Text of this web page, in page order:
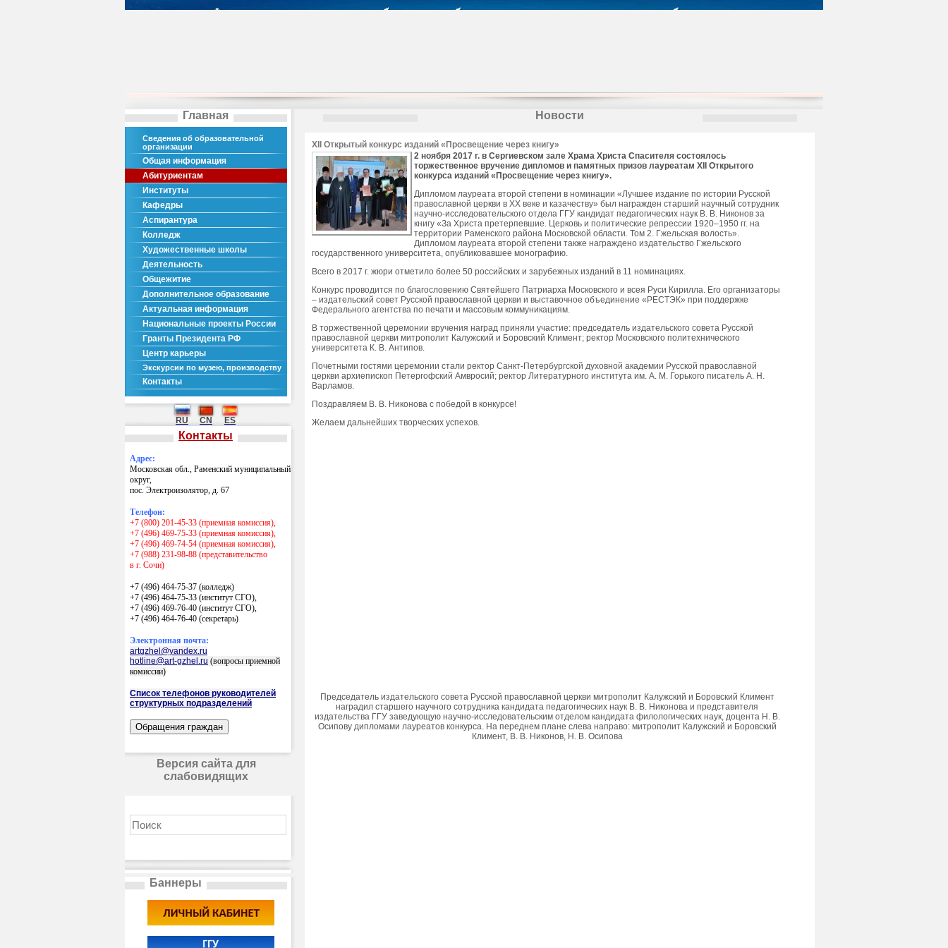
Главная
Сведения об образовательной
организации
Общая информация
Абитуриентам
Институты
Кафедры
Аспирантура
Колледж
Художественные школы
Деятельность
Общежитие
Дополнительное образование
Актуальная информация
Национальные проекты России
Гранты Президента РФ
Центр карьеры
Экскурсии по музею, производству
Контакты
RU CN ES
Контакты
Адрес:
Московская обл., Раменский муниципальный
округ,
пос. Электроизолятор, д. 67
Телефон:
+7 (800) 201-45-33 (приемная комиссия),
+7 (496) 469-75-33 (приемная комиссия),
+7 (496) 469-74-54 (приемная комиссия),
+7 (988) 231-98-88 (представительство
в г. Сочи)
+7 (496) 464-75-37 (колледж)
+7 (496) 464-75-33 (институт СГО),
+7 (496) 469-76-40 (институт СГО),
+7 (496) 464-76-40 (секретарь)
Электронная почта:
artgzhel@yandex.ru
hotline@art-gzhel.ru (вопросы приемной
комиссии)
Список телефонов руководителей
структурных подразделений
Версия сайта для
слабовидящих
Баннеры
Новости
XII Открытый конкурс изданий «Просвещение через книгу»
2 ноября 2017 г. в Сергиевском зале Храма Христа Спасителя состоялось
торжественное вручение дипломов и памятных призов лауреатам XII Открытого
конкурса изданий «Просвещение через книгу».
Дипломом лауреата второй степени в номинации «Лучшее издание по истории Русской
православной церкви в ХХ веке и казачеству» был награжден старший научный сотрудник
научно-исследовательского отдела ГГУ кандидат педагогических наук В. В. Никонов за
книгу «За Христа претерпевшие. Церковь и политические репрессии 1920–1950 гг. на
территории Раменского района Московской области. Том 2. Гжельская волость».
Дипломом лауреата второй степени также награждено издательство Гжельского
государственного университета, опубликовавшее монографию.
Всего в 2017 г. жюри отметило более 50 российских и зарубежных изданий в 11 номинациях.
Конкурс проводится по благословению Святейшего Патриарха Московского и всея Руси Кирилла. Его организаторы
– издательский совет Русской православной церкви и выставочное объединение «РЕСТЭК» при поддержке
Федерального агентства по печати и массовым коммуникациям.
В торжественной церемонии вручения наград приняли участие: председатель издательского совета Русской
православной церкви митрополит Калужский и Боровский Климент; ректор Московского политехнического
университета К. В. Антипов.
Почетными гостями церемонии стали ректор Санкт-Петербургской духовной академии Русской православной
церкви архиепископ Петергофский Амвросий; ректор Литературного института им. А. М. Горького писатель А. Н.
Варламов.
Поздравляем В. В. Никонова с победой в конкурсе!
Желаем дальнейших творческих успехов.
Председатель издательского совета Русской православной церкви митрополит Калужский и Боровский Климент
наградил старшего научного сотрудника кандидата педагогических наук В. В. Никонова и представителя
издательства ГГУ заведующую научно-исследовательским отделом кандидата филологических наук, доцента Н. В.
Осипову дипломами лауреатов конкурса. На переднем плане слева направо: митрополит Калужский и Боровский
Климент, В. В. Никонов, Н. В. Осипова